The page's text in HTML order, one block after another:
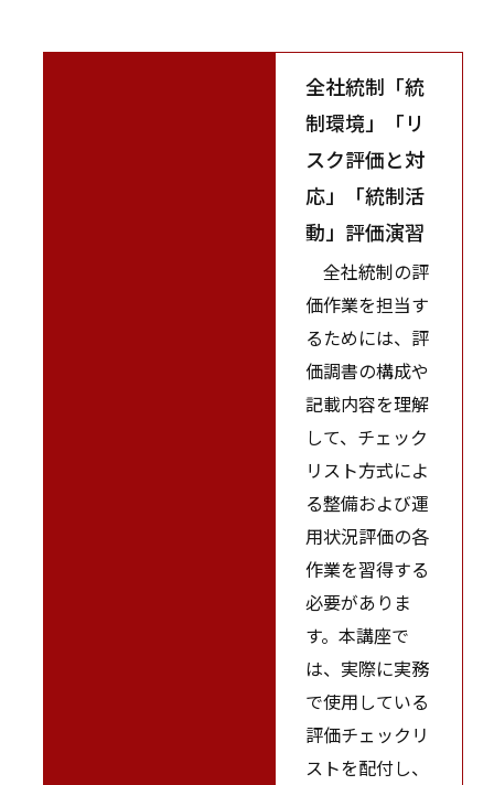
全社統制「統
制環境」「リ
スク評価と対
応」「統制活
動」評価演習
全社統制の評
価作業を担当す
るためには、評
価調書の構成や
記載内容を理解
して、チェック
リスト方式によ
る整備および運
用状況評価の各
作業を習得する
必要がありま
す。本講座で
は、実際に実務
で使用している
評価チェックリ
ストを配付し、